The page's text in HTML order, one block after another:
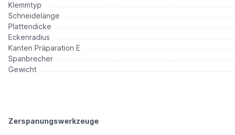
Klemmtyp
Schneidelänge
Plattendicke
Eckenradius
Kanten Präparation E
Spanbrecher
Gewicht
Zerspanungswerkzeuge